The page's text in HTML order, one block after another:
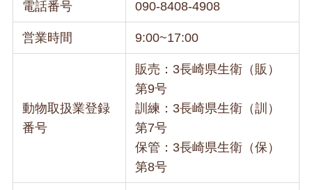
電話番号 090-8408-4908
営業時間 9:00~17:00
動物取扱業登録
番号
販売：3長崎県生衛（販）
第9号
訓練：3長崎県生衛（訓）
第7号
保管：3長崎県生衛（保）
第8号